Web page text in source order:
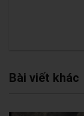
Bài viết khác